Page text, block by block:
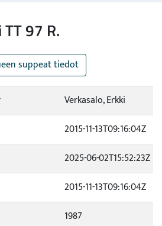
97 R.
suppeat tiedot
Verkasalo, Erkki
2015-11-13T09:16:04Z
2025-06-02T15:52:23Z
2015-11-13T09:16:04Z
1987